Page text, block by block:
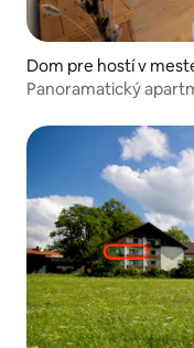
Dom pre hostí v
Panoramatický